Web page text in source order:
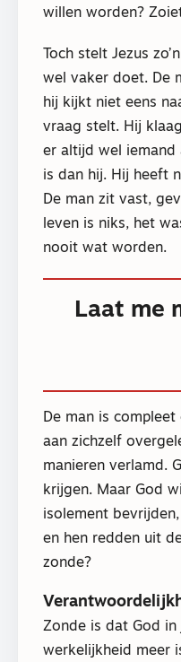
willen worden?
Toch stelt Jezus
wel vaker doet. De
hij kijkt niet eens
vraag stelt. Hij
er altijd wel iemand
is dan hij. Hij heeft
De man zit vast,
leven is niks, het
nooit wat worden.
Laat me
De man is
aan zichzelf
manieren verlamd.
krijgen. Maar God
isolement
en hen redden uit
zonde?
Zonde is dat God
werkelijkheid meer